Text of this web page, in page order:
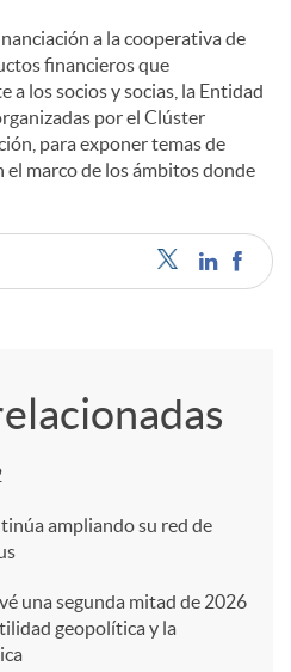
a la cooperativa de
financieros que
a los socios y socias, la Entidad
por el Clúster
para exponer temas de
el marco de los ámbitos donde
ampliando su red de
una segunda mitad de 2026
geopolítica y la